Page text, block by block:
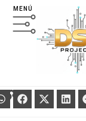
MENÚ